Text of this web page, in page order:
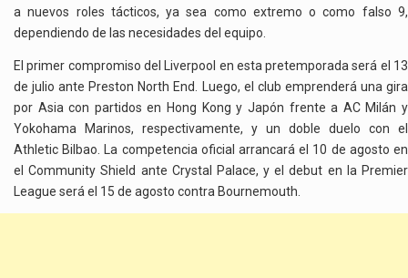
a nuevos roles tácticos, ya sea como extremo o como falso 9,
dependiendo de las necesidades del equipo.
El primer compromiso del Liverpool en esta pretemporada será el 13
de julio ante Preston North End. Luego, el club emprenderá una gira
por Asia con partidos en Hong Kong y Japón frente a AC Milán y
Yokohama Marinos, respectivamente, y un doble duelo con el
Athletic Bilbao. La competencia oficial arrancará el 10 de agosto en
el Community Shield ante Crystal Palace, y el debut en la Premier
League será el 15 de agosto contra Bournemouth.